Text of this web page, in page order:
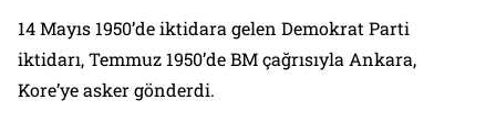
14 Mayıs 1950’de iktidara gelen Demokrat Parti
iktidarı, Temmuz 1950’de BM çağrısıyla Ankara,
Kore’ye asker gönderdi.